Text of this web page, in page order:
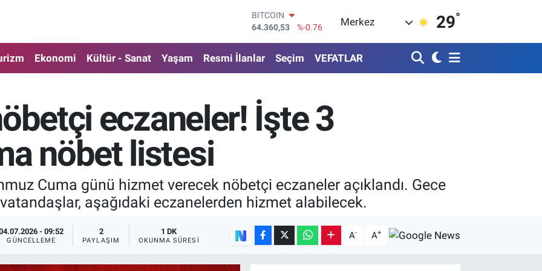
DOLAR
47,7069
%0.17
55,0265
%0.01
STERLİN
64,1897
%0.02
6574.81
BİST100
13.887
%64
BITCOIN
Merkez 29°
Ekonomi Kültür - Sanat Yaşam Resmi İlanlar Seçim VEFATLAR
eczaneler! İşte 3
nöbet listesi
Cuma günü hizmet verecek nöbetçi eczaneler açıklandı. Gece
aşağıdaki eczanelerden hizmet alabilecek.
- 09:52
GÜNCELLEME
2
PAYLAŞIM
1 DK
OKUNMA SÜRESI A- A+